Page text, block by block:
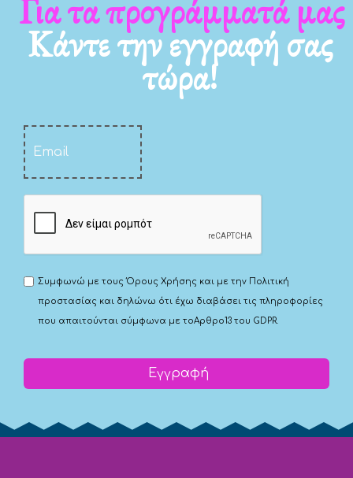
Για τα προγράμματά μας
Κάντε την εγγραφή σας
τώρα!
Συμφωνώ με τουςΌρους Χρήσης και με την Πολιτική
προστασίας και δηλώνω ότι έχω διαβάσει τις πληροφορίες
που απαιτούνται σύμφωνα με τοΑρθρο13 του GDPR.
Εγγραφή